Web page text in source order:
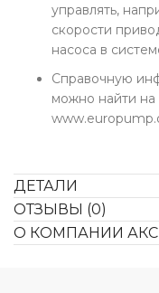
управлять,
скорости
насоса в
Справочную
можно найти на
ДЕТАЛИ
ОТЗЫВЫ (0)
О КОМПАНИИ